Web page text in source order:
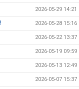
2026-05-29 14:21
2026-05-28 15:16
2026-05-22 13:37
2026-05-19 09:59
2026-05-13 12:49
2026-05-07 15:37